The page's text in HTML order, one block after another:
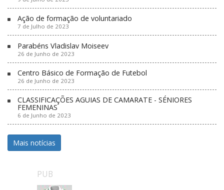
Ação de formação de voluntariado
7 de Julho de 2023
Parabéns Vladislav Moiseev
26 de Junho de 2023
Centro Básico de Formação de Futebol
26 de Junho de 2023
CLASSIFICAÇÕES AGUIAS DE CAMARATE - SÉNIORES
FEMENINAS
6 de Junho de 2023
Mais notícias
PUB